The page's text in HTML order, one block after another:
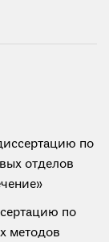
по
отделов
по
методов